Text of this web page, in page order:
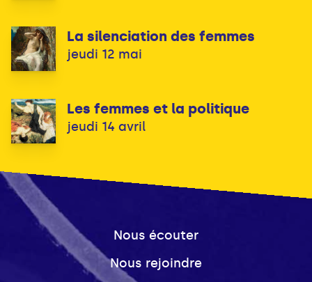
La silenciation des femmes
jeudi 12 mai
Les femmes et la politique
jeudi 14 avril
Nous écouter
Nous rejoindre